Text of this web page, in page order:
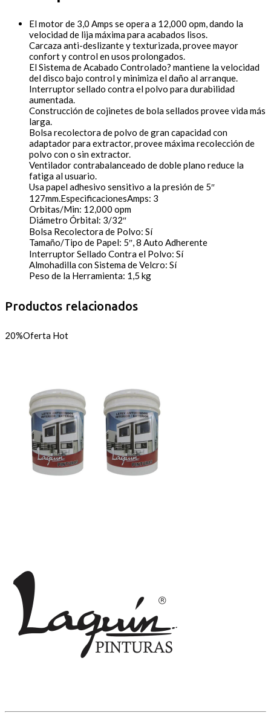
El motor de 3,0 Amps se opera a 12,000 opm, dando la
velocidad de lija máxima para acabados lisos.
Carcaza anti-deslizante y texturizada, provee mayor
confort y control en usos prolongados.
El Sistema de Acabado Controlado? mantiene la velocidad
del disco bajo control y minimiza el daño al arranque.
Interruptor sellado contra el polvo para durabilidad
aumentada.
Construcción de cojinetes de bola sellados provee vida más
larga.
Bolsa recolectora de polvo de gran capacidad con
adaptador para extractor, provee máxima recolección de
polvo con o sin extractor.
Ventilador contrabalanceado de doble plano reduce la
fatiga al usuario.
Usa papel adhesivo sensitivo a la presión de 5″
127mm.EspecificacionesAmps: 3
Orbitas/Min: 12,000 opm
Diámetro Órbital: 3/32″
Bolsa Recolectora de Polvo: Sí
Tamaño/Tipo de Papel: 5″, 8 Auto Adherente
Interruptor Sellado Contra el Polvo: Sí
Almohadilla con Sistema de Velcro: Sí
Peso de la Herramienta: 1,5 kg
Productos relacionados
20%Oferta Hot